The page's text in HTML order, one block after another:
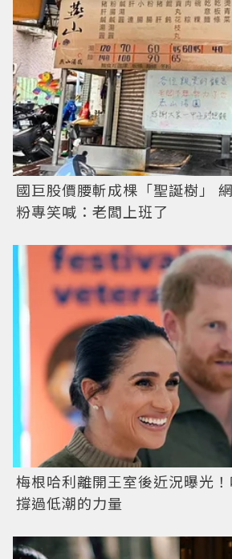
國巨股價腰斬成棵「聖誕樹」
粉專笑喊：老闆上班了
梅根哈利離開王室後近況曝光
撐過低潮的力量